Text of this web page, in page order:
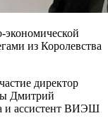
из Королевства
директор
Дмитрий
и ассистент ВИЭШ